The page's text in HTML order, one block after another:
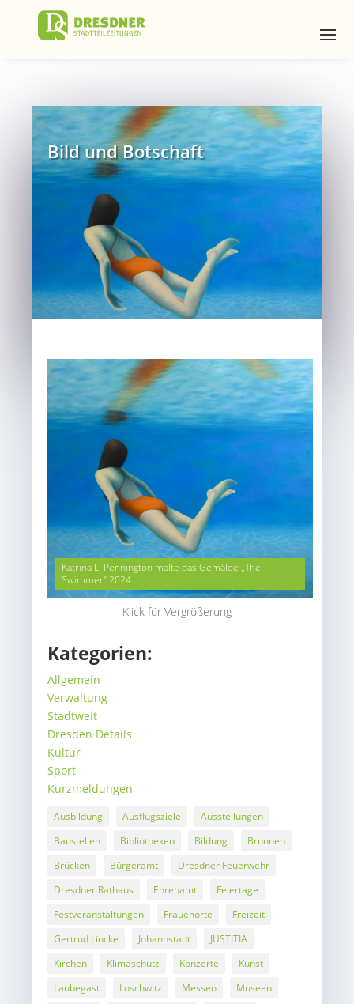
Bild und Botschaft
Katrina L. Pennington malte das Gemälde „The
Swimmer“ 2024.
— Klick für Vergrößerung —
Kategorien:
Allgemein
Verwaltung
Stadtweit
Dresden Details
Kultur
Sport
Kurzmeldungen
Ausbildung Ausflugsziele
Ausstellungen
Baustellen
Bibliotheken Bildung
Brunnen
Brücken
Bürgeramt
Dresdner Feuerwehr
Dresdner Rathaus
Ehrenamt
Feiertage
Festveranstaltungen
Frauenorte
Freizeit
Gertrud Lincke
Johannstadt
JUSTITIA
Kirchen
Klimaschutz Konzerte
Kunst
Laubegast
Loschwitz Messen
Museen